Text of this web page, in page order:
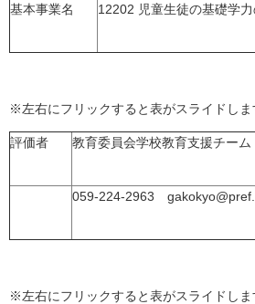
基本事業名 12202 児童生徒の基礎学力
※左右にフリックすると表がスライドしま
評価者 教育委員会学校教育支援チー
059-224-2963
※左右にフリックすると表がスライドしま